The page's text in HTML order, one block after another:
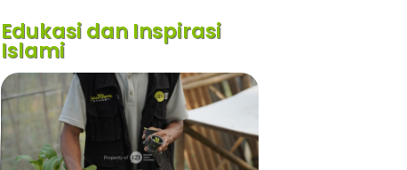
Edukasi dan Inspirasi
Islami